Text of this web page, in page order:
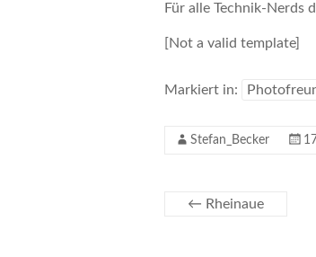
Für alle Technik-Nerds
[Not a valid template]
Markiert in:
Stefan_Becker
← Rheinaue